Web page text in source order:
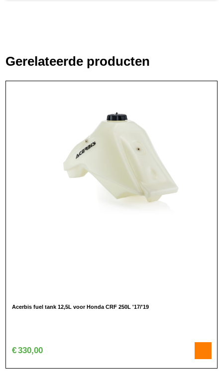
Gerelateerde producten
Acerbis fuel tank 12,5L voor Honda CRF 250L '17/'19
€330,00